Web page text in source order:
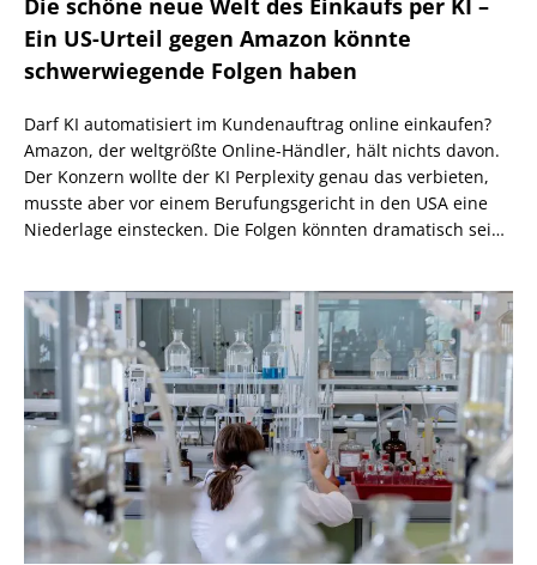
Ein US-Urteil gegen Amazon könnte
schwerwiegende Folgen haben
Darf KI automatisiert im Kundenauftrag online einkaufen?
Amazon, der weltgrößte Online-Händler, hält nichts davon.
Der Konzern wollte der KI Perplexity genau das verbieten,
musste aber vor einem Berufungsgericht in den USA eine
Niederlage einstecken. Die Folgen könnten dramatisch sein,